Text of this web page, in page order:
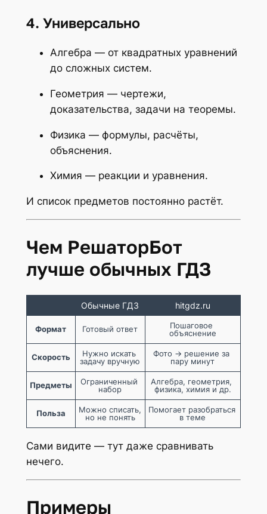
4. Универсально
Алгебра — от квадратных уравнений
до сложных систем.
Геометрия — чертежи,
доказательства, задачи на теоремы.
Физика — формулы, расчёты,
объяснения.
Химия — реакции и уравнения.
И список предметов постоянно растёт.
Чем РешаторБот
лучше обычных ГДЗ
Обычные ГДЗ hitgdz.ru
Формат Готовый ответ
Пошаговое
объяснение
Скорость
Нужно искать
задачу вручную
Фото → решение за
пару минут
Предметы
Ограниченный
набор
Алгебра, геометрия,
физика, химия и др.
Польза
Можно списать,
но не понять
Помогает разобраться
в теме
Сами видите — тут даже сравнивать
нечего.
Примеры